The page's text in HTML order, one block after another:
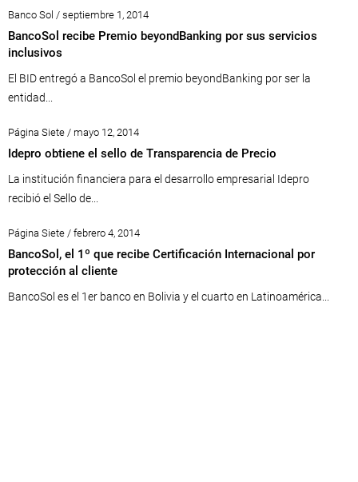
Banco Sol / septiembre 1, 2014
BancoSol recibe Premio beyondBanking por sus servicios
inclusivos
El BID entregó a BancoSol el premio beyondBanking por ser la
entidad...
Página Siete / mayo 12, 2014
Idepro obtiene el sello de Transparencia de Precio
La institución financiera para el desarrollo empresarial Idepro
recibió el Sello de...
Página Siete / febrero 4, 2014
BancoSol, el 1º que recibe Certificación Internacional por
protección al cliente
BancoSol es el 1er banco en Bolivia y el cuarto en Latinoamérica...